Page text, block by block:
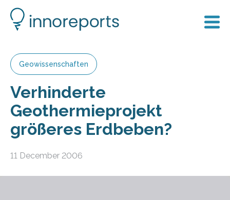
Geowissenschaften
Verhinderte
Geothermieprojekt
größeres Erdbeben?
11 December 2006